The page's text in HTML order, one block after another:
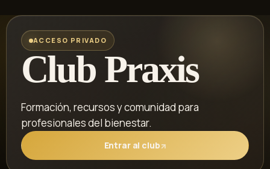
ACCESO PRIVADO
Club Praxis
Formación, recursos y comunidad para
profesionales del bienestar.
Entrar al club